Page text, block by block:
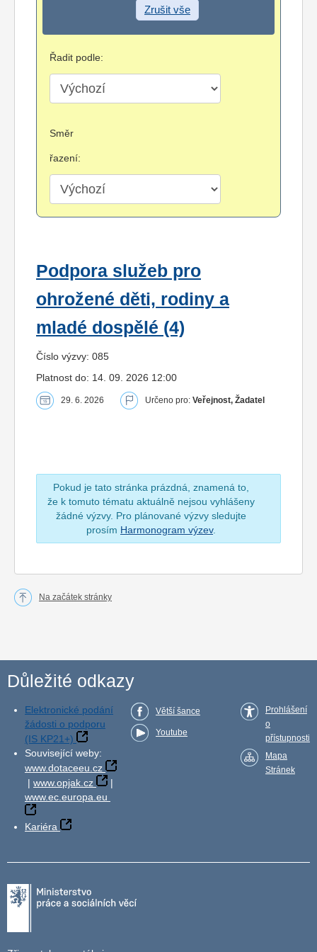
Zrušit vše
Řadit podle:
Směr
řazení:
Podpora služeb pro
ohrožené děti, rodiny a
mladé dospělé (4)
Číslo výzvy: 085
Platnost do: 14. 09. 2026 12:00
29. 6. 2026 Určeno pro: Veřejnost, Žadatel
Pokud je tato stránka prázdná, znamená to,
že k tomuto tématu aktuálně nejsou vyhlášeny
žádné výzvy. Pro plánované výzvy sledujte
prosím Harmonogram výzev.
Na začátek stránky
Důležité odkazy
Elektronické podání
žádosti o podporu
(IS KP21+)
Související weby:
www.dotaceeu.cz
| www.opjak.cz
|
www.ec.europa.eu
Kariéra
Větší šance
Youtube
Prohlášení
o
přístupnosti
Mapa
Stránek